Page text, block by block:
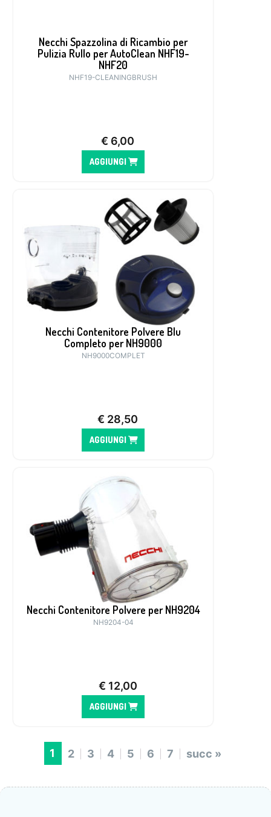
Necchi Spazzolina di Ricambio per
Pulizia Rullo per AutoClean NHF19-
NHF20
NHF19-CLEANINGBRUSH
€ 6,00
AGGIUNGI
Necchi Contenitore Polvere Blu
Completo per NH9000
NH9000COMPLET
€ 28,50
AGGIUNGI
Necchi Contenitore Polvere per NH9204
NH9204-04
€ 12,00
AGGIUNGI
1 2 3 4 5 6 7 succ »